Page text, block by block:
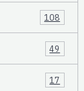
108
49
17